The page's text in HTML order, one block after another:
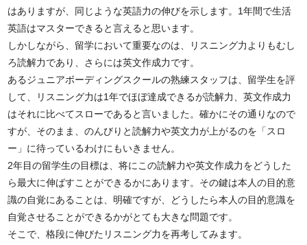
はありますが、同じような英語力の伸びを示します。1年間で生活
英語はマスターできると言えると思います。
しかしながら、留学において重要なのは、リスニング力よりもむし
ろ読解力であり、さらには英文作成力です。
あるジュニアボーディングスクールの熟練スタッフは、留学生を評
して、リスニング力は1年でほぼ達成できるが読解力、英文作成力
はそれに比べてスローであると言いました。確かにその通りなので
すが、そのまま、のんびりと読解力や英文力が上がるのを「スロ
ー」に待っているわけにもいきません。
2年目の留学生の目標は、将にこの読解力や英文作成力をどうした
ら最大に伸ばすことができるかにあります。その鍵は本人の目的意
識の自覚にあることは、明確ですが、どうしたら本人の目的意識を
自覚させることができるかがとても大きな問題です。
そこで、格段に伸びたリスニング力を再考してみます。